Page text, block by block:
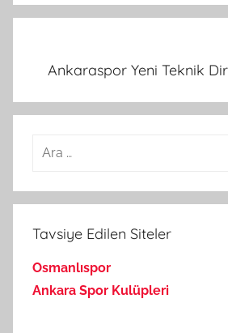
Ankaraspor Yeni Teknik
Arama:
Tavsiye Edilen Siteler
Osmanlıspor
Ankara Spor Kulüpleri